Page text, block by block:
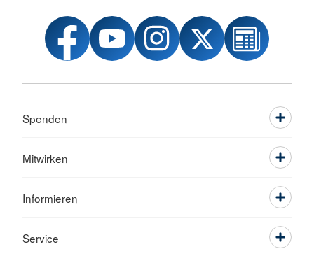
Spenden
Mitwirken
Informieren
Service